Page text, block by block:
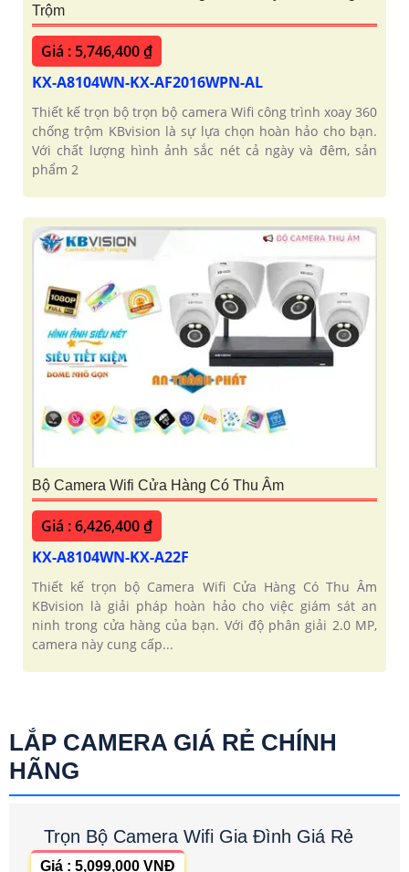
Trộm
Giá : 5,746,400 ₫
KX-A8104WN-KX-AF2016WPN-AL
Thiết kế trọn bộ trọn bộ camera Wifi công trình xoay 360
chống trộm KBvision là sự lựa chọn hoàn hảo cho bạn.
Với chất lượng hình ảnh sắc nét cả ngày và đêm, sản
phẩm 2
Bộ Camera Wifi Cửa Hàng Có Thu Âm
Giá : 6,426,400 ₫
KX-A8104WN-KX-A22F
Thiết kế trọn bộ Camera Wifi Cửa Hàng Có Thu Âm
KBvision là giải pháp hoàn hảo cho việc giám sát an
ninh trong cửa hàng của bạn. Với độ phân giải 2.0 MP,
camera này cung cấp...
LẮP CAMERA GIÁ RẺ CHÍNH
HÃNG
Trọn Bộ Camera Wifi Gia Đình Giá Rẻ
Giá : 5,099,000 VNĐ